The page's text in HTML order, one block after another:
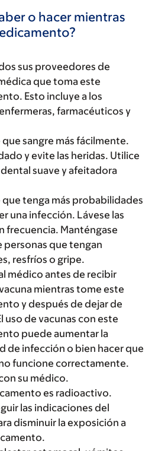
o hacer mientras
sus proveedores de
que toma este
Esto incluye a los
farmacéuticos y
que sangre más fácilmente.
y evite las heridas. Utilice
suave y afeitadora
que tenga más probabilidades
una infección. Lávese las
frecuencia. Manténgase
personas que tengan
resfríos o gripe.
médico antes de recibir
mientras tome este
y después de dejar de
uso de vacunas con este
puede aumentar la
de infección o bien hacer que
funcione correctamente.
su médico.
es radioactivo.
las indicaciones del
disminuir la exposición a